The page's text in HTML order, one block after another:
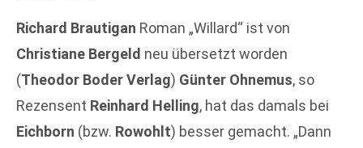
Richard Brautigan Roman „Willard“ ist von
Christiane Bergeld neu übersetzt worden
(Theodor Boder Verlag) Günter Ohnemus, so
Rezensent Reinhard Helling, hat das damals bei
Eichborn (bzw. Rowohlt) besser gemacht. „Dann